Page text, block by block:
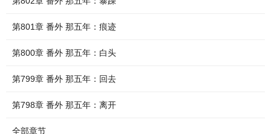
第801章 番外 那五年：痕迹
第800章 番外 那五年：白头
第799章 番外 那五年：回去
第798章 番外 那五年：离开
全部章节